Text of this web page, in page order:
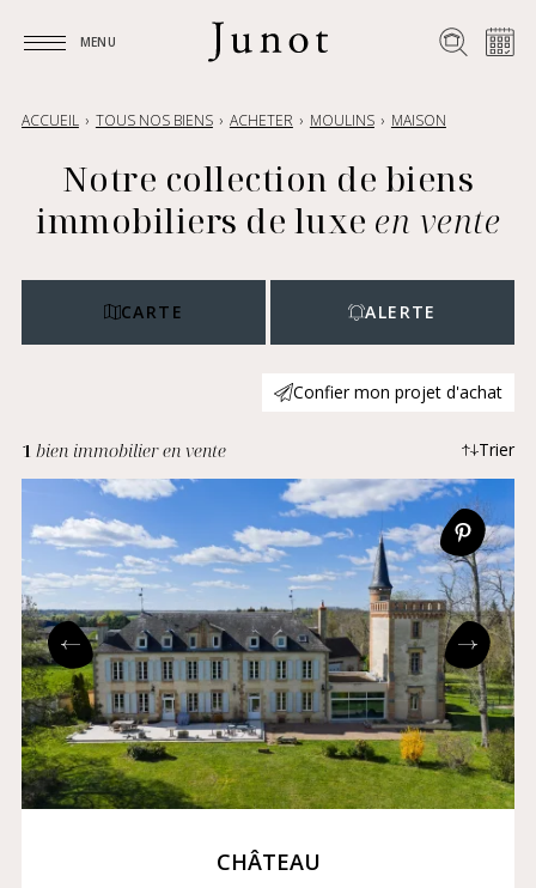
MENU
ACCUEIL TOUS NOS BIENS ACHETER MOULINS MAISON
Notre collection de biens
immobiliers de luxe en vente
CARTE ALERTE
Confier mon projet d'achat
1bien immobilier en vente Trier
Plus récents
Prix croissant
Prix décroissant
Exclusivités
Coming soon
CHÂTEAU